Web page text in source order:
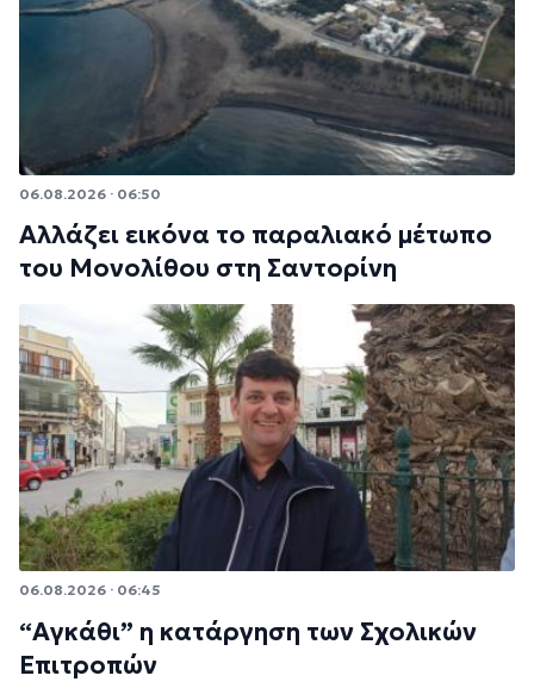
06.08.2026 · 06:50
Αλλάζει εικόνα το παραλιακό μέτωπο
του Μονολίθου στη Σαντορίνη
06.08.2026 · 06:45
“Αγκάθι” η κατάργηση των Σχολικών
Επιτροπών